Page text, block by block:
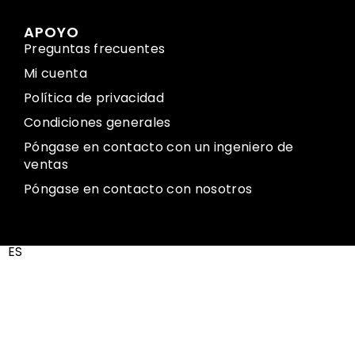
APOYO
Preguntas frecuentes
Mi cuenta
Política de privacidad
Condiciones generales
Póngase en contacto con un ingeniero de
ventas
Póngase en contacto con nosotros
ES